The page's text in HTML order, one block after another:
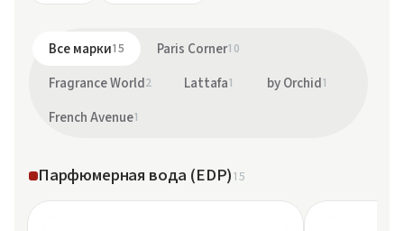
Все марки15 Paris Corner10
Fragrance World 2 Lattafa1 by Orchid 1
French Avenue1
Парфюмерная вода (EDP)15